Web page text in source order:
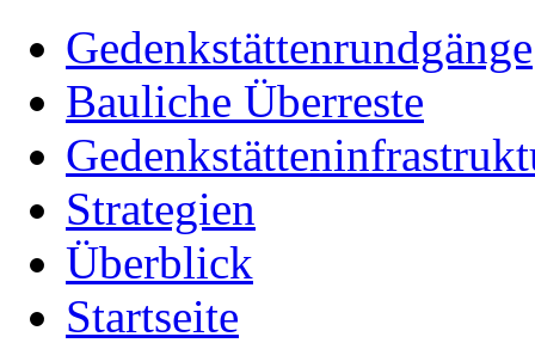
Gedenkstättenrundgänge
Bauliche Überreste
Strategien
Überblick
Startseite